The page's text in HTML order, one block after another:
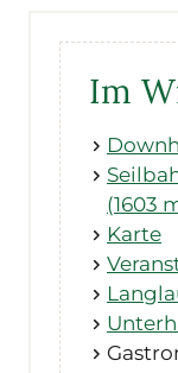
Im
(1603
Karte